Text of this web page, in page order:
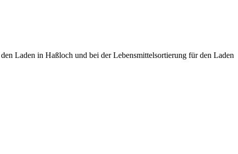
Laden in Haßloch und bei der Lebensmittelsortierung für den Laden